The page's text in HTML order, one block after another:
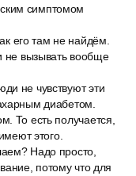
симптомом
его там не найдём.
не вызывать вообще
не чувствуют эти
диабетом.
То есть получается,
этого.
Надо просто,
потому что для